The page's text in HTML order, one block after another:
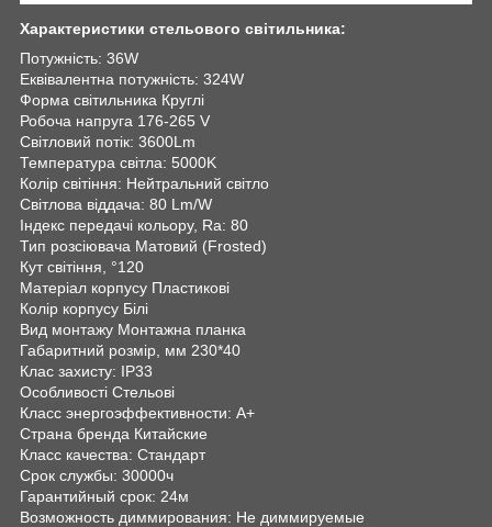
Характеристики стельового світильника:
Потужність: 36W
Еквівалентна потужність: 324W
Форма світильника Круглі
Робоча напруга 176-265 V
Світловий потік: 3600Lm
Температура світла: 5000K
Колір світіння: Нейтральний світло
Світлова віддача: 80 Lm/W
Індекс передачі кольору, Ra: 80
Тип розсіювача Матовий (Frosted)
Кут світіння, °120
Матеріал корпусу Пластикові
Колір корпусу Білі
Вид монтажу Монтажна планка
Габаритний розмір, мм 230*40
Клас захисту: IP33
Особливості Стельові
Класс энергоэффективности: A+
Страна бренда Китайские
Класс качества: Стандарт
Срок службы: 30000ч
Гарантийный срок: 24м
Возможность диммирования: Не диммируемые